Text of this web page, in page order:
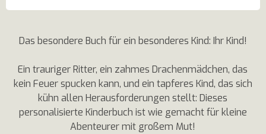
Das besondere Buch für ein besonderes Kind: Ihr Kind!
Ein trauriger Ritter, ein zahmes Drachenmädchen, das
kein Feuer spucken kann, und ein tapferes Kind, das sich
kühn allen Herausforderungen stellt: Dieses
personalisierte Kinderbuch ist wie gemacht für kleine
Abenteurer mit großem Mut!